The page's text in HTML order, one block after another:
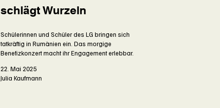
schlägt Wurzeln
Schülerinnen und Schüler des LG bringen sich
tatkräftig in Rumänien ein. Das morgige
Benefizkonzert macht ihr Engagement erlebbar.
22. Mai 2025
Julia Kaufmann